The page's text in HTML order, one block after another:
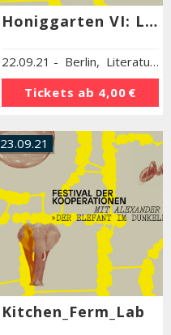
Honiggarten VI: Literarische Kooperationspotenziale zwischen Afrika und Europa
22.09.21 - Berlin, Literaturhaus Berlin
Tickets ab 4,00 €
23.09.21
Kitchen_Ferm_Lab